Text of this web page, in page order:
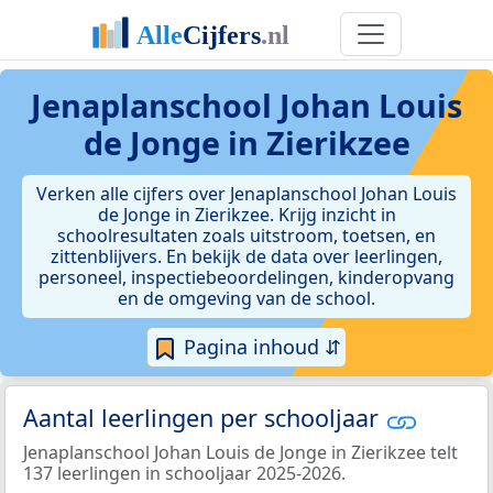
Jenaplanschool Johan Louis
de Jonge in Zierikzee
Verken alle cijfers over Jenaplanschool Johan Louis
de Jonge in Zierikzee. Krijg inzicht in
schoolresultaten zoals uitstroom, toetsen, en
zittenblijvers. En bekijk de data over leerlingen,
personeel, inspectiebeoordelingen, kinderopvang
en de omgeving van de school.
Pagina inhoud ⇵
Aantal leerlingen per schooljaar
Jenaplanschool Johan Louis de Jonge in Zierikzee telt
137 leerlingen in schooljaar 2025-2026.